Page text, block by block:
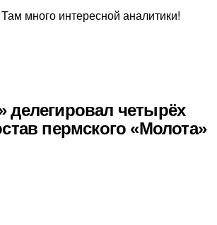
много интересной аналитики!
делегировал четырёх
пермского «Молота»